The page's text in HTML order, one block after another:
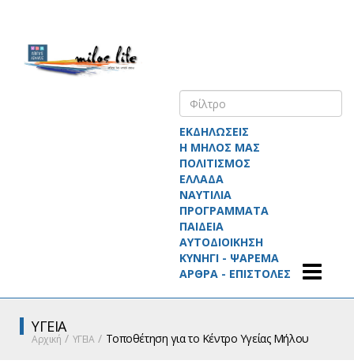
ΕΚΔΗΛΩΣΕΙΣ
Η ΜΗΛΟΣ ΜΑΣ
ΠΟΛΙΤΙΣΜΟΣ
ΕΛΛΑΔΑ
ΝΑΥΤΙΛΙΑ
ΠΡΟΓΡΑΜΜΑΤΑ
ΠΑΙΔΕΙΑ
ΑΥΤΟΔΙΟΙΚΗΣΗ
ΚΥΝΗΓΙ - ΨΑΡΕΜΑ
ΑΡΘΡΑ - ΕΠΙΣΤΟΛΕΣ
ΥΓΕΙΑ
Αρχική ΥΓΕΙΑ Τοποθέτηση για το Κέντρο Υγείας Μήλου